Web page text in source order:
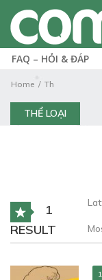
FAQ – HỎI & ĐÁP
Home Th
THỂ LOẠI
1
RESULT